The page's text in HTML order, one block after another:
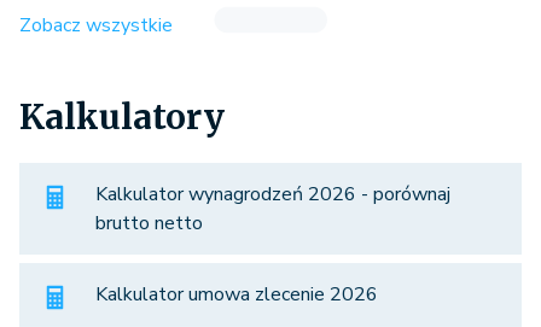
Zobacz wszystkie
Kalkulatory
Kalkulator wynagrodzeń 2026 - porównaj
brutto netto
Kalkulator umowa zlecenie 2026